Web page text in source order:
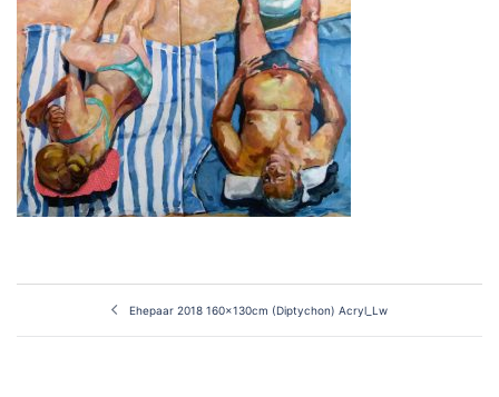
Beitragsnavigation
Ehepaar 2018 160x130cm (Diptychon) Acryl_Lw